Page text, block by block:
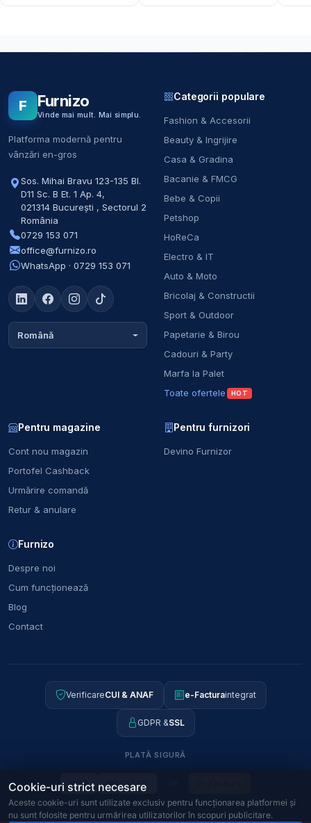
F Furnizo
Vinde mai mult. Mai simplu.
Platforma modernă pentru
vânzări en-gros
Sos. Mihai Bravu 123-135 Bl.
D11 Sc. B Et. 1 Ap. 4,
021314 București , Sectorul 2
România
0729 153 071
office@furnizo.ro
WhatsApp · 0729 153 071
Română
Categorii populare
Fashion & Accesorii
Beauty & Ingrijire
Casa & Gradina
Bacanie & FMCG
Bebe & Copii
Petshop
HoReCa
Electro & IT
Auto & Moto
Bricolaj & Constructii
Sport & Outdoor
Papetarie & Birou
Cadouri & Party
Marfa la Palet
Toate ofertele
HOT
Pentru magazine
Cont nou magazin
Portofel Cashback
Urmărire comandă
Retur & anulare
Pentru furnizori
Devino Furnizor
Furnizo
Despre noi
Cum funcționează
Blog
Contact
VerificareCUI & ANAF e-Facturaintegrat
GDPR &SSL
PLATĂ SIGURĂ
VISA MAESTRO
Cookie-uri strict necesare
Aceste cookie-uri sunt utilizate exclusiv pentru funcționarea platformei și
nu sunt folosite pentru urmărirea utilizatorilor în scopuri publicitare.